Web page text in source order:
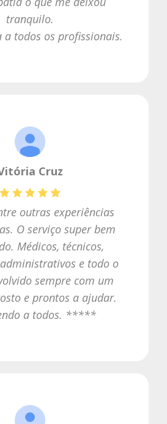
tranquilo.
a todos os profissionais.
Cruz
outras experiências
O serviço super bem
Médicos, técnicos,
e todo o
sempre com um
e prontos a ajudar.
a todos. *****